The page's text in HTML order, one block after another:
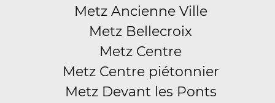
Metz Ancienne Ville
Metz Bellecroix
Metz Centre
Metz Centre piétonnier
Metz Devant les Ponts